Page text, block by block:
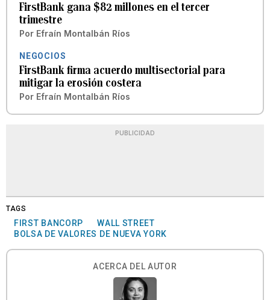
FirstBank gana $82 millones en el tercer
trimestre
Por Efraín Montalbán Ríos
NEGOCIOS
FirstBank firma acuerdo multisectorial para
mitigar la erosión costera
Por Efraín Montalbán Ríos
PUBLICIDAD
TAGS
FIRST BANCORP
WALL STREET
BOLSA DE VALORES DE NUEVA YORK
ACERCA DEL AUTOR